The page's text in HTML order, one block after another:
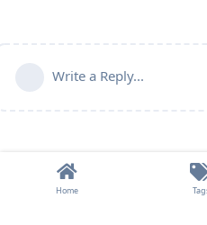
Write a Reply...
Home